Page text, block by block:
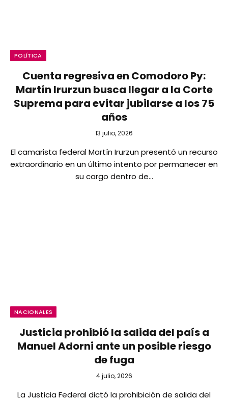
POLÍTICA
Cuenta regresiva en Comodoro Py:
Martín Irurzun busca llegar a la Corte
Suprema para evitar jubilarse a los 75
años
13 julio, 2026
El camarista federal Martín Irurzun presentó un recurso
extraordinario en un último intento por permanecer en
su cargo dentro de…
NACIONALES
Justicia prohibió la salida del país a
Manuel Adorni ante un posible riesgo
de fuga
4 julio, 2026
La Justicia Federal dictó la prohibición de salida del